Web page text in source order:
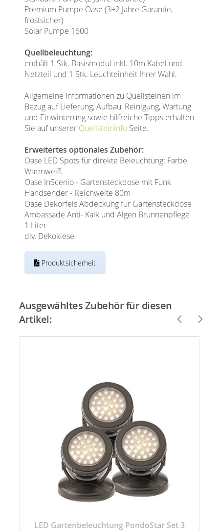
Premium Pumpe Oase (3+2 Jahre Garantie,
frostsicher)
Solar Pumpe 1600
Quellbeleuchtung:
enthält 1 Stk. Basismodul inkl. 10m Kabel und
Netzteil und 1 Stk. Leuchteinheit Ihrer Wahl.
Allgemeine Informationen zu Quellsteinen im
Bezug auf Lieferung, Aufbau, Reinigung, Wartung
und Einwinterung sowie hilfreiche Tipps erhalten
Sie auf unserer Quellsteininfo Seite.
Erweitertes optionales Zubehör:
Oase LED Spots für direkte Beleuchtung: Farbe
Warmweiß
Oase InScenio - Gartensteckdose mit Funk
Handsender - Reichweite 80m
Oase Dekorfels Abdeckung für Gartensteckdose
Ambassade Anti- Kalk und Algen Brunnenpflege
1 Liter
div. Dekokiese
Produktsicherheit
Ausgewähltes Zubehör für diesen
Artikel:
LED Gartenbeleuchtung PondoStar Set 3